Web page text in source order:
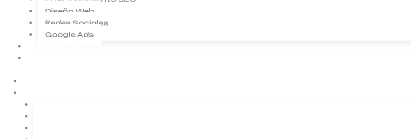
Diseño Web
Redes Sociales
Google Ads